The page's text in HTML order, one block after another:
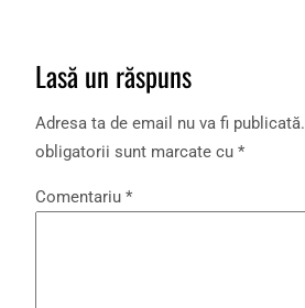
Lasă un răspuns
Adresa ta de email nu va fi publicată.
obligatorii sunt marcate cu *
Comentariu *